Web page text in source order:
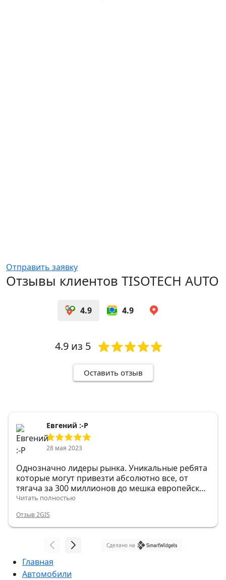
Отправить заявку
Отзывы клиентов TISOTECH AUTO
4.9 4.9
4.9из 5
Оставить отзыв
Евгений :-Р
28 мая 2023
Однозначно лидеры рынка. Уникальные ребята
которые могут привезти абсолютно все, от
тягача за 300 миллионов до мешка европейских
гвоздей.
Читать полностью
Отзыв 2GIS
Сделано на
Главная
Автомобили